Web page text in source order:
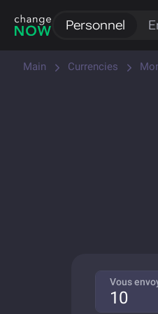
Personnel
Main Currencies
Vous